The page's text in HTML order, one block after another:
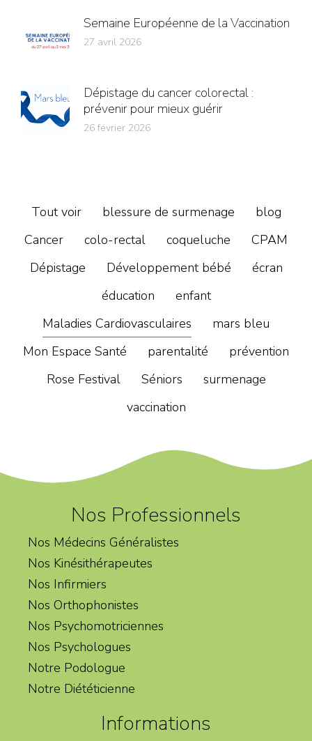
Semaine Européenne de la Vaccination
27 avril 2026
Dépistage du cancer colorectal :
prévenir pour mieux guérir
26 février 2026
Tout voir blessure de surmenage
blog
Cancer
colo-rectal coqueluche
CPAM
Dépistage
Développement bébé
écran
éducation
enfant
Maladies Cardiovasculaires
mars bleu
Mon Espace Santé
parentalité
prévention
Rose Festival
Séniors
surmenage
vaccination
Nos Professionnels
Nos Médecins Généralistes
Nos Kinésithérapeutes
Nos Infirmiers
Nos Orthophonistes
Nos Psychomotriciennes
Nos Psychologues
Notre Podologue
Notre Diététicienne
Informations